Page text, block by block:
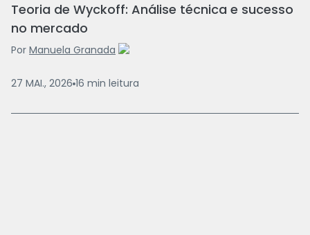
Teoria de Wyckoff: Análise técnica e sucesso
no mercado
Por Manuela Granada
27 MAI., 2026 16 min leitura